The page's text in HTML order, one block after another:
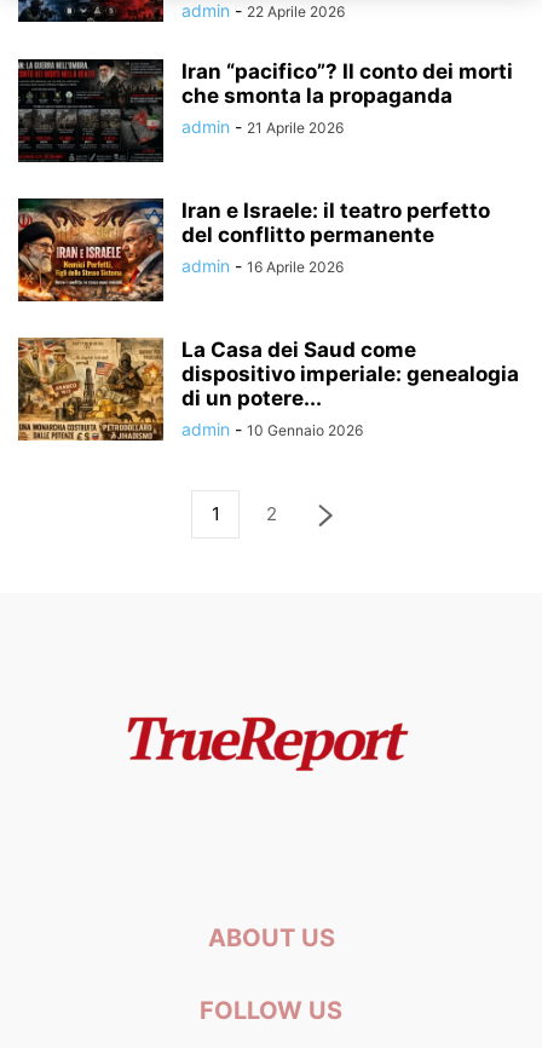
admin - 22 Aprile 2026
Iran “pacifico”? Il conto dei morti
che smonta la propaganda
admin - 21 Aprile 2026
Iran e Israele: il teatro perfetto
del conflitto permanente
admin - 16 Aprile 2026
La Casa dei Saud come
dispositivo imperiale: genealogia
di un potere...
admin - 10 Gennaio 2026
1 2
ABOUT US
FOLLOW US